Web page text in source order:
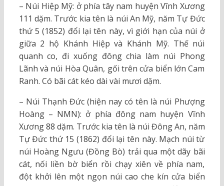
– Núi Hiệp Mỹ: ở phía tây nam huyện Vĩnh Xương
111 dặm. Trước kia tên là núi An Mỹ, năm Tự Đức
thứ 5 (1852) đổi lại tên này, vì giới hạn của núi ở
giữa 2 hộ Khánh Hiệp và Khánh Mỹ. Thế núi
quanh co, đi xuống đông chia làm núi Phong
Lãnh và núi Hòa Quân, gối trên cửa biển lớn Cam
Ranh. Có bãi cát kéo dài vài mươi dặm.
– Núi Thạnh Đức (hiện nay có tên là núi Phượng
Hoàng – NMN): ở phía đông nam huyện Vĩnh
Xương 88 dặm. Trước kia tên là núi Đông An, năm
Tự Đức thứ 15 (1862) đổi lại tên này. Mạch núi từ
núi Hoàng Ngưu (Đồng Bò) trải qua một dãy bãi
cát, nối liền bờ biển rồi chạy xiên về phía nam,
đột khởi lên một ngọn núi cao che kín cửa biển